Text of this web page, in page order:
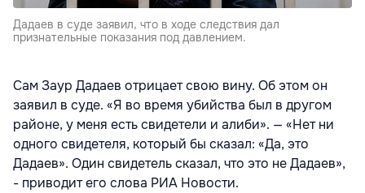
Дадаев в суде заявил, что в ходе следствия дал
признательные показания под давлением.
Сам Заур Дадаев отрицает свою вину. Об этом он
заявил в суде. «Я во время убийства был в другом
районе, у меня есть свидетели и алиби». — «Нет ни
одного свидетеля, который бы сказал: «Да, это
Дадаев». Один свидетель сказал, что это не Дадаев»,
- приводит его слова РИА Новости.